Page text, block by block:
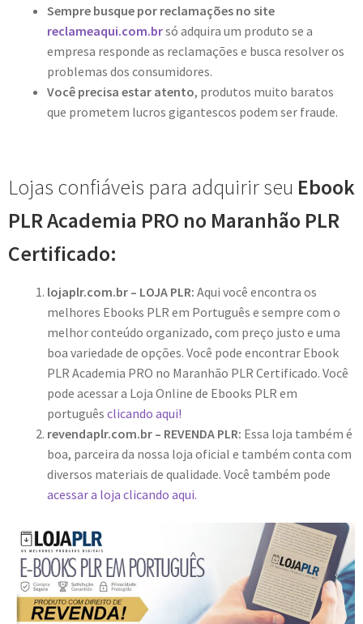
Sempre busque por reclamações no site
reclameaqui.com.brsó adquira um produto se a
empresa responde as reclamações e busca resolver os
problemas dos consumidores.
Você precisa estar atento, produtos muito baratos
que prometem lucros gigantescos podem ser fraude.
Lojas confiáveis para adquirir seu Ebook
PLR Academia PRO no Maranhão PLR
Certificado:
lojaplr.com.br – LOJA PLR: Aqui você encontra os
melhores Ebooks PLR em Português e sempre com o
melhor conteúdo organizado, com preço justo e uma
boa variedade de opções. Você pode encontrar Ebook
PLR Academia PRO no Maranhão PLR Certificado. Você
pode acessar a Loja Online de Ebooks PLR em
português clicando aqui!
revendaplr.com.br – REVENDA PLR: Essa loja também é
boa, parceira da nossa loja oficial e também conta com
diversos materiais de qualidade. Você também pode
acessar a loja clicando aqui.